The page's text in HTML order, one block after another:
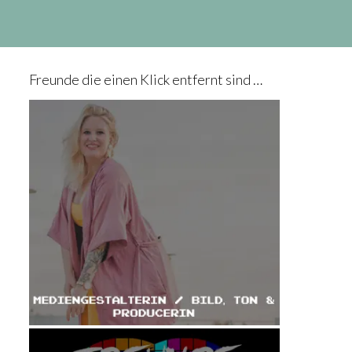
Freunde die einen Klick entfernt sind …